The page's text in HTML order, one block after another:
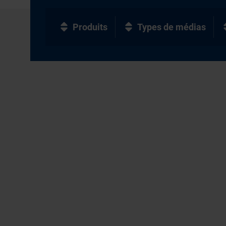
Produits Types de médias